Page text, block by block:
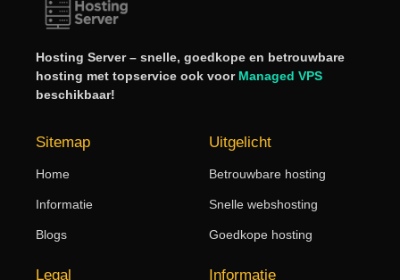
Hosting Server – snelle, goedkope en betrouwbare
hosting met topservice ook voor Managed VPS
beschikbaar!
Sitemap
Home
Informatie
Blogs
Uitgelicht
Betrouwbare hosting
Snelle webshosting
Goedkope hosting
Legal Informatie